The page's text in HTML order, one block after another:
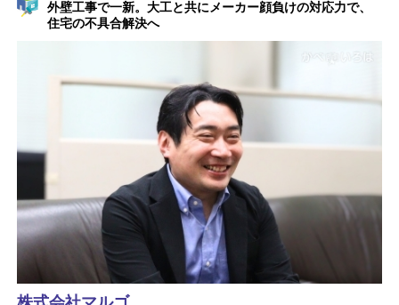
外壁工事で一新。大工と共にメーカー顔負けの対応力で、
住宅の不具合解決へ